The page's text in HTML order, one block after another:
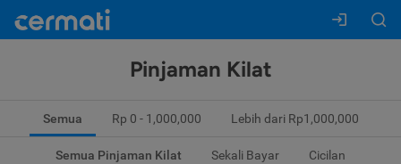
Pinjaman Kilat
Semua Rp 0 - 1,000,000 Lebih dari Rp1,000,000
Semua Pinjaman Kilat Sekali Bayar Cicilan